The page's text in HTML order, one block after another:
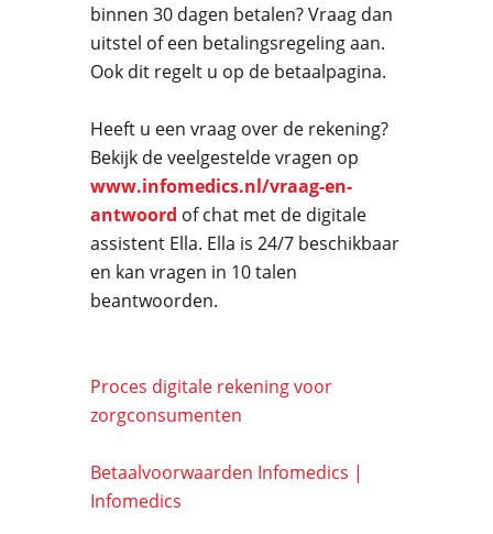
binnen 30 dagen betalen? Vraag dan
uitstel of een betalingsregeling aan.
Ook dit regelt u op de betaalpagina.
Heeft u een vraag over de rekening?
Bekijk de veelgestelde vragen op
www.infomedics.nl/vraag-en-
antwoord of chat met de digitale
assistent Ella. Ella is 24/7 beschikbaar
en kan vragen in 10 talen
beantwoorden.
Proces digitale rekening voor
zorgconsumenten
Betaalvoorwaarden Infomedics |
Infomedics